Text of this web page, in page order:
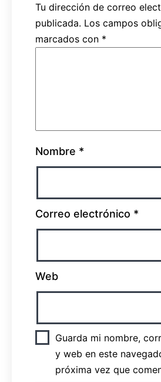
Tu dirección de correo
publicada. Los campos
marcados con *
Nombre *
Correo electrónico *
Web
Guarda mi nombre,
y web en este
próxima vez que